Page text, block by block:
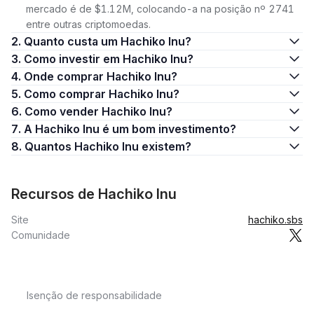
mercado é de $1.12M, colocando-a na posição nº 2741
entre outras criptomoedas.
2. Quanto custa um Hachiko Inu?
3. Como investir em Hachiko Inu?
4. Onde comprar Hachiko Inu?
5. Como comprar Hachiko Inu?
6. Como vender Hachiko Inu?
7. A Hachiko Inu é um bom investimento?
8. Quantos Hachiko Inu existem?
Recursos de Hachiko Inu
Site
hachiko.sbs
Comunidade
Isenção de responsabilidade